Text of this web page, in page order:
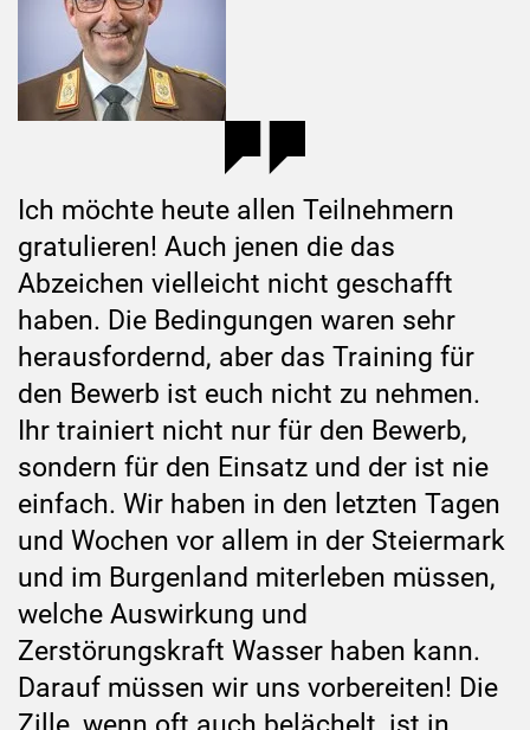
Ich möchte heute allen Teilnehmern
gratulieren! Auch jenen die das
Abzeichen vielleicht nicht geschafft
haben. Die Bedingungen waren sehr
herausfordernd, aber das Training für
den Bewerb ist euch nicht zu nehmen.
Ihr trainiert nicht nur für den Bewerb,
sondern für den Einsatz und der ist nie
einfach. Wir haben in den letzten Tagen
und Wochen vor allem in der Steiermark
und im Burgenland miterleben müssen,
welche Auswirkung und
Zerstörungskraft Wasser haben kann.
Darauf müssen wir uns vorbereiten! Die